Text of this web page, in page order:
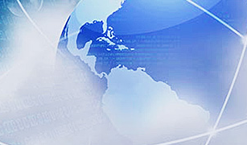
公司荣誉
质量与合规
ESG（环境、社会与公
司治理）